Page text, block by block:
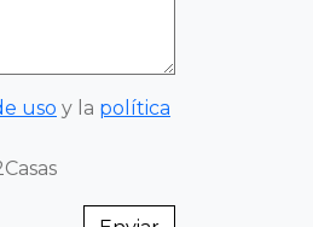
uso y la política